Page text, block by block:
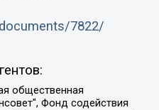
7822/
Гималова Регина Эмилевна, Григорьев Андрей Валерьевич, Григорьева Алина Александровна, Ассоциация по содействию защите прав призывников, альтернативнослужащих и военнослужащих "Правозащитная группа "Гражданин.Армия.Право", Хисамова Регина Фаритовна, Автономная некоммерческая организация по реализации социально-правовых программ "Лилит", Дальневосточное общественное движение "Маяк", Санкт-Петербургская ЛГБТ-инициативная группа "Выход", Инициативная группа ЛГБТ+ "Реверс", Алексеев Андрей Викторович, Бекбулатова Таисия Львовна, Беляев Иван Михайлович, Владыкина Елена Сергеевна, Гельман Марат Александрович, Никульшина Вероника Юрьевна, Толоконникова Надежда Андреевна, Шендерович Виктор Анатольевич, Общество с ограниченной ответственностью "Данное сообщение", Общество с ограниченной ответственностью Издательский дом "Новая глава", Айнбиндер Александра Александровна, Московский комьюнити-центр для ЛГБТ+инициатив, Благотворительный фонд развития филантропии, Deutsche Welle (Германия, Kurt-Schumacher-Strasse 3, 53113 Bonn), Борзунова Мария Михайловна, Воробьев Виктор Викторович, Голубева Анна Львовна, Константинова Алла Михайловна, Малкова Ирина Владимировна, Мурадов Мурад Абдулгалимович, Осетинская Елизавета Николаевна, Понасенков Евгений Николаевич, Ганапольский Матвей Юрьевич, Киселев Евгений Алексеевич, Борухович Ирина Григорьевна, Дремин Иван Тимофеевич, Дубровский Дмитрий Викторович, Красноярская региональная общественная организация поддержки и развития альтернативных образовательных технологий и межкультурных коммуникаций "ИНТЕРРА", Маяковская Екатерина Алексеевна, Фейгин Марк Захарович, Филимонов Андрей Викторович, Дзугкоева Регина Николаевна, Доброхотов Роман Александрович, Дудь Юрий Александрович, Елкин Сергей Владимирович, Кругликов Кирилл Игоревич, Сабунаева Мария Леонидовна, Семенов Алексей Владимирович, Шаинян Карен Багратович, Шульман Екатерина Михайловна, Асафьев Артур Валерьевич, Вахштайн Виктор Семенович, Венедиктов Алексей Алексеевич, Лушникова Екатерина Евгеньевна, Волков Леонид Михайлович, Невзоров Александр Глебович, Пархоменко Сергей Борисович, Сироткин Ярослав Николаевич, Кара-Мурза Владимир Владимирович, Баранова Наталья Владимировна, Гозман Леонид Яковлевич, Кагарлицкий Борис Юльевич, Климарев Михаил Валерьевич, Милов Владимир Станиславович, Автономная некоммерческая организация Краснодарский центр современного искусства "Типография", Моргенштерн Алишер Тагирович, Соболь Любовь Эдуардовна, Общество с ограниченной ответственностью "ЛИЗА НОРМ", Каспаров Гарри Кимович, Ходорковский Михаил Борисович, Общество с ограниченной ответственностью "Апрельские тезисы", Данилович Ирина Брониславовна, Кашин Олег Владимирович, Петров Николай Владимирович, Пивоваров Алексей Владимирович, Соколов Михаил Владимирович, Цветкова Юлия Владимировна, Чичваркин Евгений Александрович, Комитет против пыток/Команда против пыток, Общество с ограниченной ответственностью "Первый научный", Общество с ограниченной ответственностью "Вертолет и ко", Белоцерковская Вероника Борисовна, Кац Максим Евгеньевич, Лазарева Татьяна Юрьевна, Шаведдинов Руслан Табризович, Яшин Илья Валерьевич, Общество с ограниченной ответственностью "Иноагент ААВ", Алешковский Дмитрий Петрович, Альбац Евгения Марковна, Быков Дмитрий Львович, Галямина Юлия Евгеньевна, Лойко Сергей Леонидович, Мартынов Кирилл Константинович, Медведев Сергей Александрович, Крашенинников Федор Геннадиевич, Гордеева Катерина Вл